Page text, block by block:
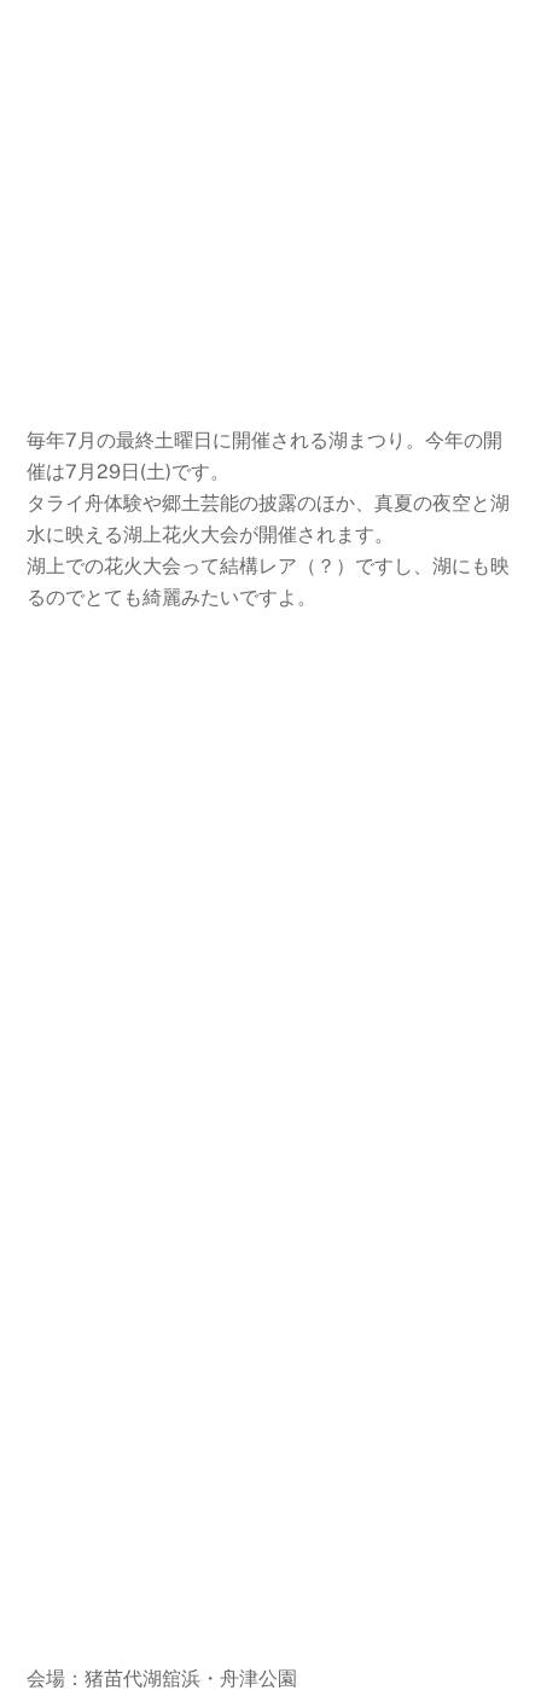
毎年7月の最終土曜日に開催される湖まつり。今年の開
催は7月29日(土)です。
タライ舟体験や郷土芸能の披露のほか、真夏の夜空と湖
水に映える湖上花火大会が開催されます。
湖上での花火大会って結構レア（？）ですし、湖にも映
るのでとても綺麗みたいですよ。
会場：猪苗代湖舘浜・舟津公園